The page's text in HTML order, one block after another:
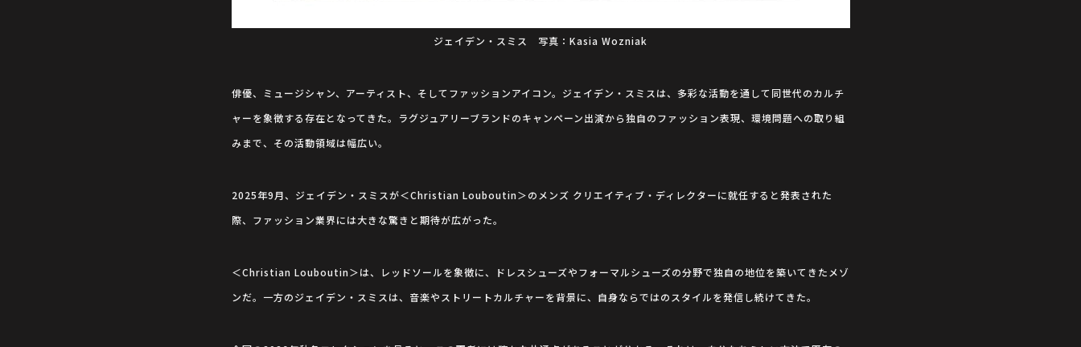
ジェイデン・スミス 写真：Kasia Wozniak
俳優、ミュージシャン、アーティスト、そしてファッションアイコン。ジェイデン・スミスは、多彩な活動を通して同世代のカルチ
ャーを象徴する存在となってきた。ラグジュアリーブランドのキャンペーン出演から独自のファッション表現、環境問題への取り組
みまで、その活動領域は幅広い。
2025年9月、ジェイデン・スミスが＜Christian Louboutin＞のメンズ クリエイティブ・ディレクターに就任すると発表された
際、ファッション業界には大きな驚きと期待が広がった。
＜Christian Louboutin＞は、レッドソールを象徴に、ドレスシューズやフォーマルシューズの分野で独自の地位を築いてきたメゾ
ンだ。一方のジェイデン・スミスは、音楽やストリートカルチャーを背景に、自身ならではのスタイルを発信し続けてきた。